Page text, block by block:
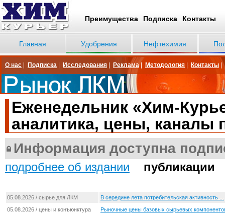
Преимущества Подписка Контакты
Главная Удобрения Нефтехимия
О нас Подписка Исследования Реклама| Методология Контакты |
Еженедельник «Хим-
аналитика, цены, каналы
Информация доступна
подробнее об издании публикации
05.08.2026 / сырье для ЛКМ
В середине лета потребительская активность ...
05.08.2026 / цены и конъюнктура
Рыночные цены базовых сырьевых